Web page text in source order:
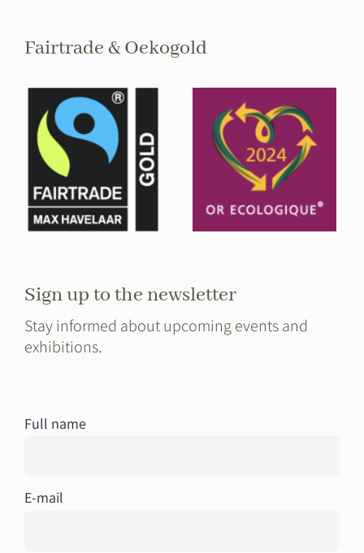
Fairtrade & Oekogold
Sign up to the newsletter
Stay informed about upcoming events and
exhibitions.
Full name
E-mail